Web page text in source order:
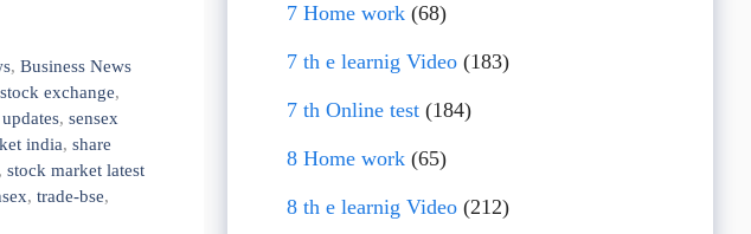
,Business News
exchange,
, sensex
india, share
, stock market latest
, trade-bse,
7 Home work (68)
7 th e learnig Video (183)
7 th Online test (184)
8 Home work (65)
8 th e learnig Video (212)